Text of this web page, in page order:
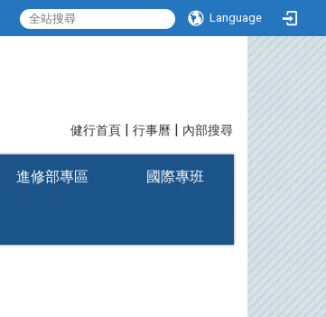
Language
健行首頁 | 行事曆 | 內部搜尋
進修部專區 國際專班